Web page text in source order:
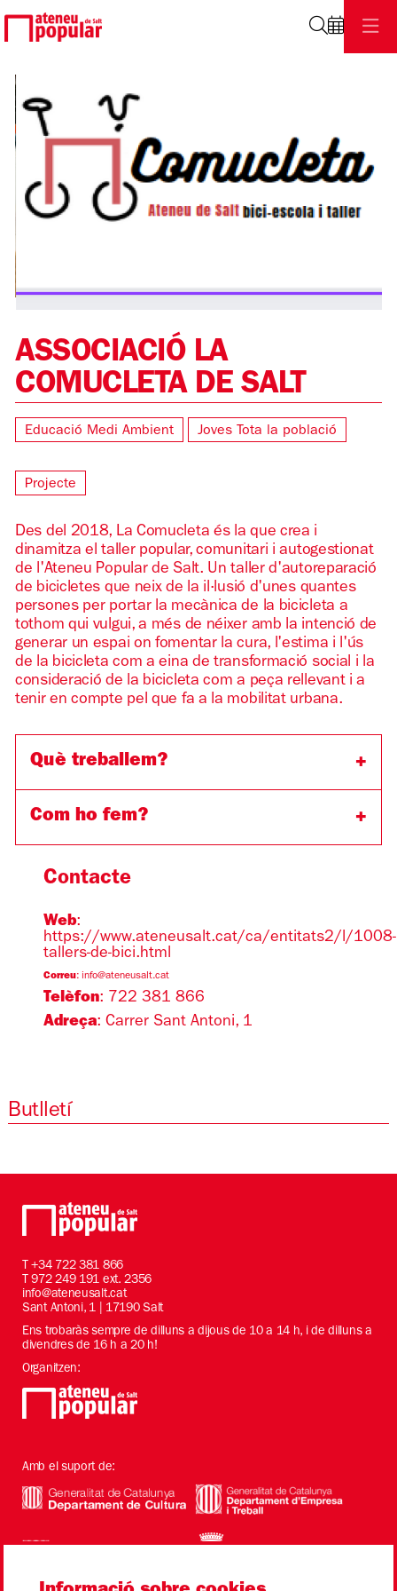
ASSOCIACIÓ LA
COMUCLETA DE SALT
Educació Medi Ambient Joves Tota la població
Projecte
Des del 2018, La Comucleta és la que crea i
dinamitza el taller popular, comunitari i autogestionat
de l'Ateneu Popular de Salt. Un taller d'autoreparació
de bicicletes que neix de la il·lusió d'unes quantes
persones per portar la mecànica de la bicicleta a
tothom qui vulgui, a més de néixer amb la intenció de
generar un espai on fomentar la cura, l'estima i l'ús
de la bicicleta com a eina de transformació social i la
consideració de la bicicleta com a peça rellevant i a
tenir en compte pel que fa a la mobilitat urbana.
Què treballem?
Com ho fem?
Contacte
Web:
https://www.ateneusalt.cat/ca/entitats2/l/1008-
tallers-de-bici.html
Correu: info@ateneusalt.cat
Telèfon: 722 381 866
Adreça: Carrer Sant Antoni, 1
Butlletí
T+34 722 381 866
T 972 249 191 ext. 2356
info@ateneusalt.cat
Sant Antoni, 1 | 17190 Salt
Ens trobaràs sempre de dilluns a dijous de 10 a 14 h, i de dilluns a
divendres de 16 h a 20 h!
Organitzen:
Amb el suport de: